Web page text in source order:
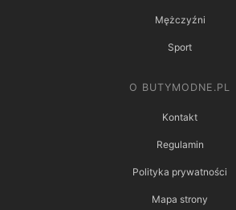
Mężczyźni
Sport
O BUTYMODNE.PL
Kontakt
Regulamin
Polityka prywatności
Mapa strony